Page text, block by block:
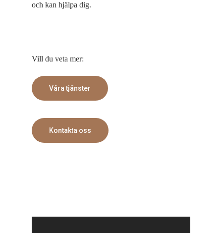
och kan hjälpa dig.
Vill du veta mer:
Våra tjänster
Kontakta oss